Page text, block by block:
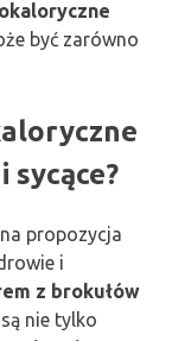
być zarówno
sycące?
propozycja
i
z brokułów
nie tylko